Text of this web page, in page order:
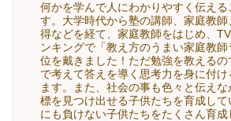
何かを学んで人にわかりやすく伝え
す。大学時代から塾の講師、家庭教師
得などを経て、家庭教師をはじめ、
ンキングで「教え方のうまい家庭教師
位を戴きました！ただ勉強を教える
で考えて答えを導く思考力を身に付
ます。また、社会の事も色々と伝えな
標を見つけ出せる子供たちを育成して
にも負けない子供たちをたくさん育成